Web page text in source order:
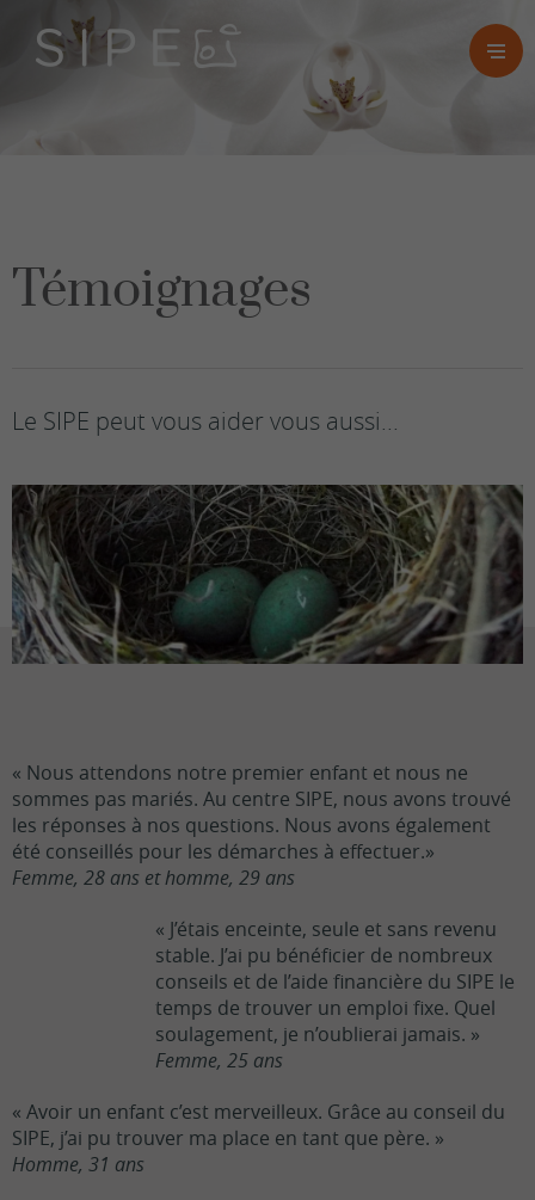
Témoignages
Le SIPE peut vous aider vous aussi...
« Nous attendons notre premier enfant et nous ne
sommes pas mariés. Au centre SIPE, nous avons trouvé
les réponses à nos questions. Nous avons également
été conseillés pour les démarches à effectuer.»
Femme, 28 ans et homme, 29 ans
« J’étais enceinte, seule et sans revenu
stable. J’ai pu bénéficier de nombreux
conseils et de l’aide financière du SIPE le
temps de trouver un emploi fixe. Quel
soulagement, je n’oublierai jamais. »
Femme, 25 ans
« Avoir un enfant c’est merveilleux. Grâce au conseil du
SIPE, j’ai pu trouver ma place en tant que père. »
Homme, 31 ans